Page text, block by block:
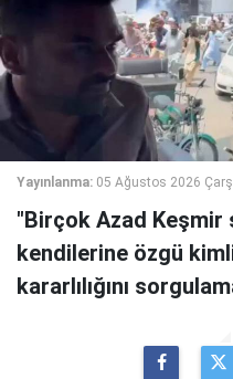
Yayınlanma: 05 Ağustos 2026
"Birçok Azad Keşmir
kendilerine özgü
kararlılığını